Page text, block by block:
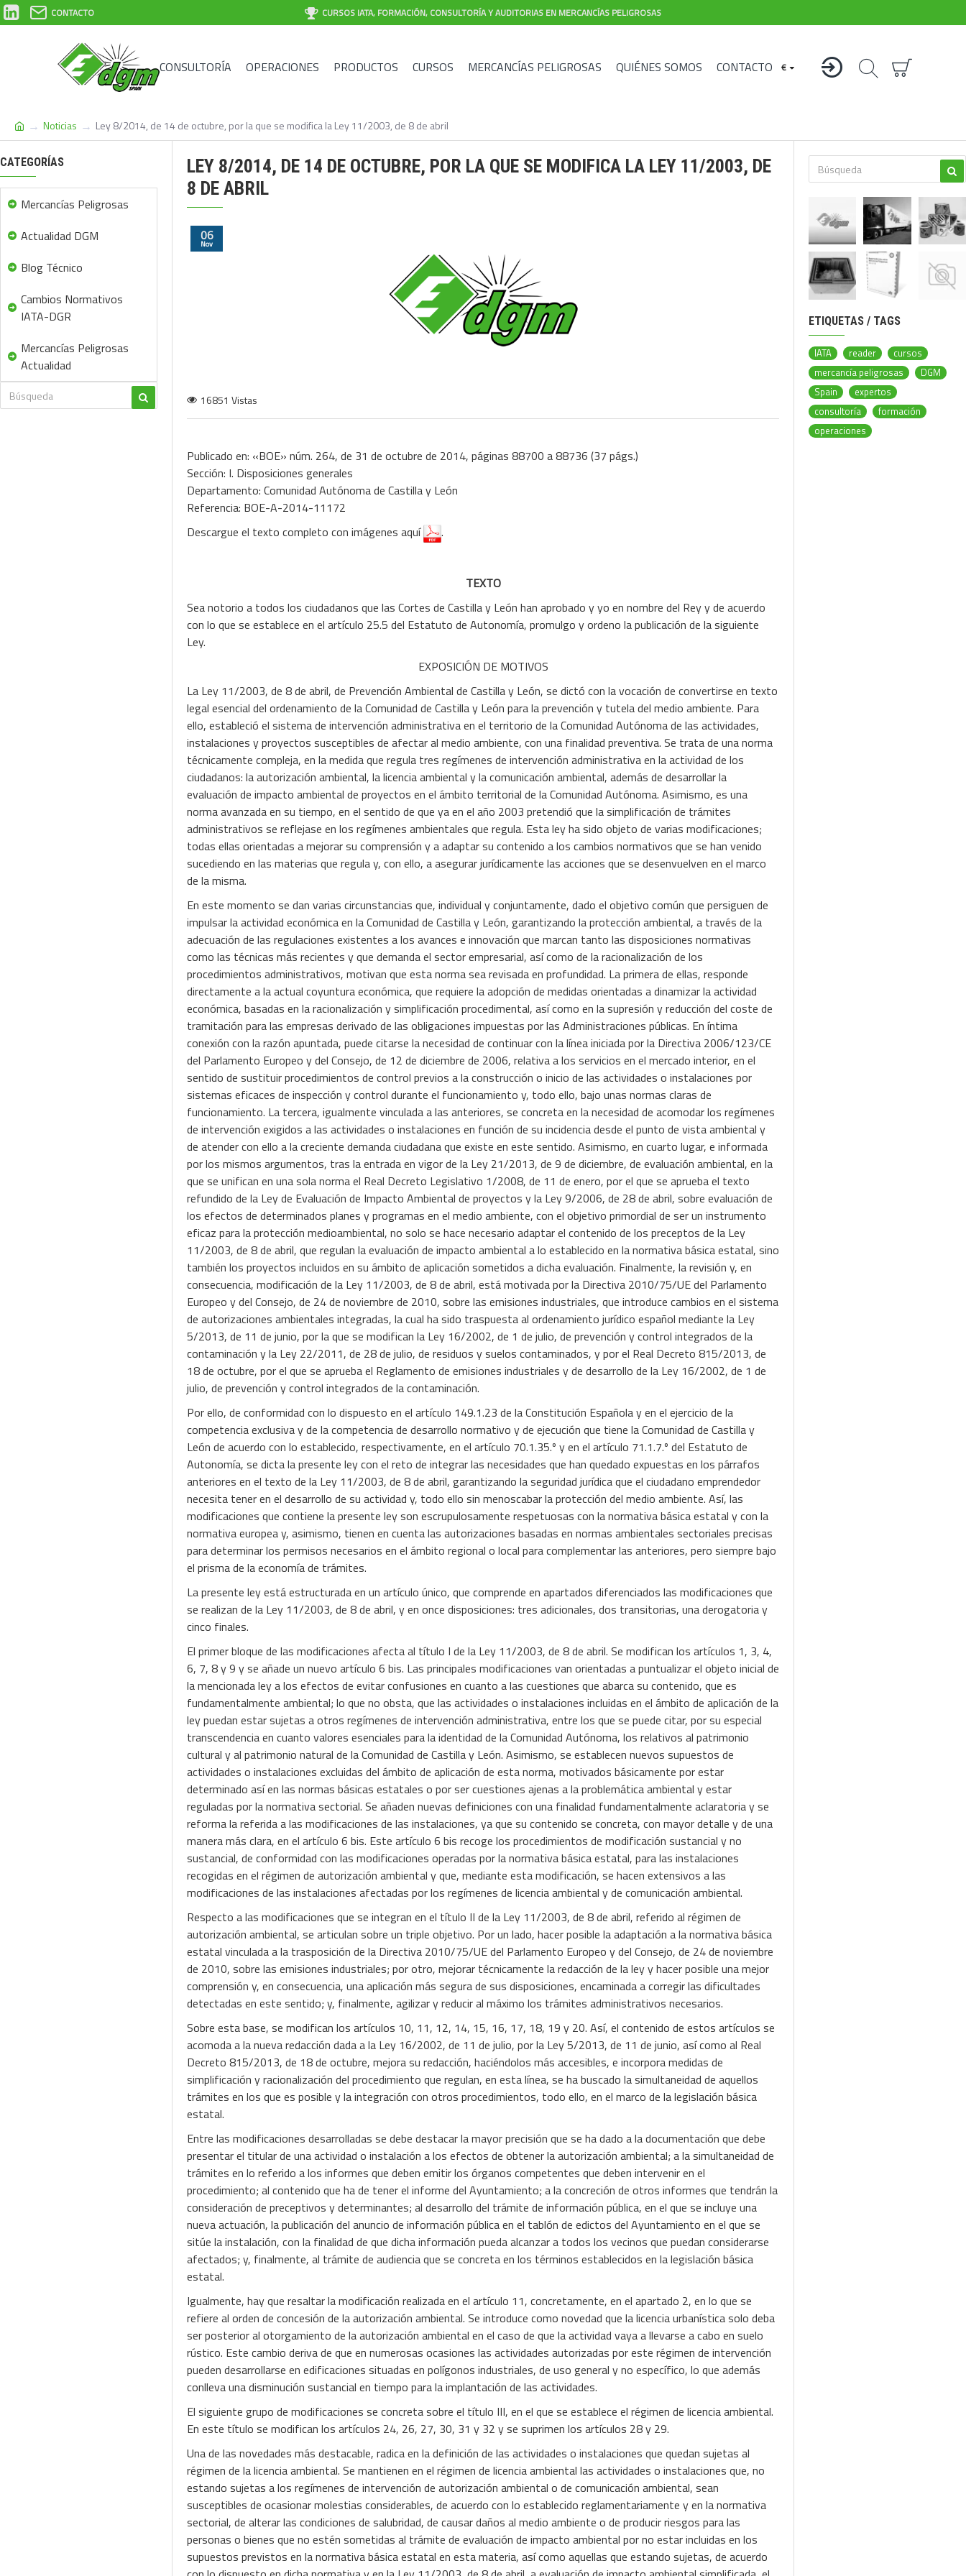
CONTACTO CURSOS IATA, FORMACIÓN, CONSULTORÍA Y AUDITORIAS EN MERCANCÍAS PELIGROSAS
CONSULTORÍA OPERACIONES PRODUCTOS CURSOS MERCANCÍAS PELIGROSAS QUIÉNES SOMOS CONTACTO €
Noticias Ley 8/2014, de 14 de octubre, por la que se modifica la Ley 11/2003, de 8 de abril
CATEGORÍAS
Mercancías Peligrosas
Actualidad DGM
Blog Técnico
Cambios Normativos
IATA-DGR
Mercancías Peligrosas
Actualidad
LEY 8/2014, DE 14 DE OCTUBRE, POR LA QUE SE MODIFICA LA LEY 11/2003, DE
8 DE ABRIL
06
Nov
16851 Vistas
Publicado en: «BOE» núm. 264, de 31 de octubre de 2014, páginas 88700 a 88736 (37 págs.)
Sección: I. Disposiciones generales
Departamento: Comunidad Autónoma de Castilla y León
Referencia: BOE-A-2014-11172
Descargue el texto completo con imágenes aquí .
TEXTO
Sea notorio a todos los ciudadanos que las Cortes de Castilla y León han aprobado y yo en nombre del Rey y de acuerdo
con lo que se establece en el artículo 25.5 del Estatuto de Autonomía, promulgo y ordeno la publicación de la siguiente
Ley.
EXPOSICIÓN DE MOTIVOS
La Ley 11/2003, de 8 de abril, de Prevención Ambiental de Castilla y León, se dictó con la vocación de convertirse en texto
legal esencial del ordenamiento de la Comunidad de Castilla y León para la prevención y tutela del medio ambiente. Para
ello, estableció el sistema de intervención administrativa en el territorio de la Comunidad Autónoma de las actividades,
instalaciones y proyectos susceptibles de afectar al medio ambiente, con una finalidad preventiva. Se trata de una norma
técnicamente compleja, en la medida que regula tres regímenes de intervención administrativa en la actividad de los
ciudadanos: la autorización ambiental, la licencia ambiental y la comunicación ambiental, además de desarrollar la
evaluación de impacto ambiental de proyectos en el ámbito territorial de la Comunidad Autónoma. Asimismo, es una
norma avanzada en su tiempo, en el sentido de que ya en el año 2003 pretendió que la simplificación de trámites
administrativos se reflejase en los regímenes ambientales que regula. Esta ley ha sido objeto de varias modificaciones;
todas ellas orientadas a mejorar su comprensión y a adaptar su contenido a los cambios normativos que se han venido
sucediendo en las materias que regula y, con ello, a asegurar jurídicamente las acciones que se desenvuelven en el marco
de la misma.
En este momento se dan varias circunstancias que, individual y conjuntamente, dado el objetivo común que persiguen de
impulsar la actividad económica en la Comunidad de Castilla y León, garantizando la protección ambiental, a través de la
adecuación de las regulaciones existentes a los avances e innovación que marcan tanto las disposiciones normativas
como las técnicas más recientes y que demanda el sector empresarial, así como de la racionalización de los
procedimientos administrativos, motivan que esta norma sea revisada en profundidad. La primera de ellas, responde
directamente a la actual coyuntura económica, que requiere la adopción de medidas orientadas a dinamizar la actividad
económica, basadas en la racionalización y simplificación procedimental, así como en la supresión y reducción del coste de
tramitación para las empresas derivado de las obligaciones impuestas por las Administraciones públicas. En íntima
conexión con la razón apuntada, puede citarse la necesidad de continuar con la línea iniciada por la Directiva 2006/123/CE
del Parlamento Europeo y del Consejo, de 12 de diciembre de 2006, relativa a los servicios en el mercado interior, en el
sentido de sustituir procedimientos de control previos a la construcción o inicio de las actividades o instalaciones por
sistemas eficaces de inspección y control durante el funcionamiento y, todo ello, bajo unas normas claras de
funcionamiento. La tercera, igualmente vinculada a las anteriores, se concreta en la necesidad de acomodar los regímenes
de intervención exigidos a las actividades o instalaciones en función de su incidencia desde el punto de vista ambiental y
de atender con ello a la creciente demanda ciudadana que existe en este sentido. Asimismo, en cuarto lugar, e informada
por los mismos argumentos, tras la entrada en vigor de la Ley 21/2013, de 9 de diciembre, de evaluación ambiental, en la
que se unifican en una sola norma el Real Decreto Legislativo 1/2008, de 11 de enero, por el que se aprueba el texto
refundido de la Ley de Evaluación de Impacto Ambiental de proyectos y la Ley 9/2006, de 28 de abril, sobre evaluación de
los efectos de determinados planes y programas en el medio ambiente, con el objetivo primordial de ser un instrumento
eficaz para la protección medioambiental, no solo se hace necesario adaptar el contenido de los preceptos de la Ley
11/2003, de 8 de abril, que regulan la evaluación de impacto ambiental a lo establecido en la normativa básica estatal, sino
también los proyectos incluidos en su ámbito de aplicación sometidos a dicha evaluación. Finalmente, la revisión y, en
consecuencia, modificación de la Ley 11/2003, de 8 de abril, está motivada por la Directiva 2010/75/UE del Parlamento
Europeo y del Consejo, de 24 de noviembre de 2010, sobre las emisiones industriales, que introduce cambios en el sistema
de autorizaciones ambientales integradas, la cual ha sido traspuesta al ordenamiento jurídico español mediante la Ley
5/2013, de 11 de junio, por la que se modifican la Ley 16/2002, de 1 de julio, de prevención y control integrados de la
contaminación y la Ley 22/2011, de 28 de julio, de residuos y suelos contaminados, y por el Real Decreto 815/2013, de
18 de octubre, por el que se aprueba el Reglamento de emisiones industriales y de desarrollo de la Ley 16/2002, de 1 de
julio, de prevención y control integrados de la contaminación.
Por ello, de conformidad con lo dispuesto en el artículo 149.1.23 de la Constitución Española y en el ejercicio de la
competencia exclusiva y de la competencia de desarrollo normativo y de ejecución que tiene la Comunidad de Castilla y
León de acuerdo con lo establecido, respectivamente, en el artículo 70.1.35.º y en el artículo 71.1.7.º del Estatuto de
Autonomía, se dicta la presente ley con el reto de integrar las necesidades que han quedado expuestas en los párrafos
anteriores en el texto de la Ley 11/2003, de 8 de abril, garantizando la seguridad jurídica que el ciudadano emprendedor
necesita tener en el desarrollo de su actividad y, todo ello sin menoscabar la protección del medio ambiente. Así, las
modificaciones que contiene la presente ley son escrupulosamente respetuosas con la normativa básica estatal y con la
normativa europea y, asimismo, tienen en cuenta las autorizaciones basadas en normas ambientales sectoriales precisas
para determinar los permisos necesarios en el ámbito regional o local para complementar las anteriores, pero siempre bajo
el prisma de la economía de trámites.
La presente ley está estructurada en un artículo único, que comprende en apartados diferenciados las modificaciones que
se realizan de la Ley 11/2003, de 8 de abril, y en once disposiciones: tres adicionales, dos transitorias, una derogatoria y
cinco finales.
El primer bloque de las modificaciones afecta al título I de la Ley 11/2003, de 8 de abril. Se modifican los artículos 1, 3, 4,
6, 7, 8 y 9 y se añade un nuevo artículo 6 bis. Las principales modificaciones van orientadas a puntualizar el objeto inicial de
la mencionada ley a los efectos de evitar confusiones en cuanto a las cuestiones que abarca su contenido, que es
fundamentalmente ambiental; lo que no obsta, que las actividades o instalaciones incluidas en el ámbito de aplicación de la
ley puedan estar sujetas a otros regímenes de intervención administrativa, entre los que se puede citar, por su especial
transcendencia en cuanto valores esenciales para la identidad de la Comunidad Autónoma, los relativos al patrimonio
cultural y al patrimonio natural de la Comunidad de Castilla y León. Asimismo, se establecen nuevos supuestos de
actividades o instalaciones excluidas del ámbito de aplicación de esta norma, motivados básicamente por estar
determinado así en las normas básicas estatales o por ser cuestiones ajenas a la problemática ambiental y estar
reguladas por la normativa sectorial. Se añaden nuevas definiciones con una finalidad fundamentalmente aclaratoria y se
reforma la referida a las modificaciones de las instalaciones, ya que su contenido se concreta, con mayor detalle y de una
manera más clara, en el artículo 6 bis. Este artículo 6 bis recoge los procedimientos de modificación sustancial y no
sustancial, de conformidad con las modificaciones operadas por la normativa básica estatal, para las instalaciones
recogidas en el régimen de autorización ambiental y que, mediante esta modificación, se hacen extensivos a las
modificaciones de las instalaciones afectadas por los regímenes de licencia ambiental y de comunicación ambiental.
Respecto a las modificaciones que se integran en el título II de la Ley 11/2003, de 8 de abril, referido al régimen de
autorización ambiental, se articulan sobre un triple objetivo. Por un lado, hacer posible la adaptación a la normativa básica
estatal vinculada a la trasposición de la Directiva 2010/75/UE del Parlamento Europeo y del Consejo, de 24 de noviembre
de 2010, sobre las emisiones industriales; por otro, mejorar técnicamente la redacción de la ley y hacer posible una mejor
comprensión y, en consecuencia, una aplicación más segura de sus disposiciones, encaminada a corregir las dificultades
detectadas en este sentido; y, finalmente, agilizar y reducir al máximo los trámites administrativos necesarios.
Sobre esta base, se modifican los artículos 10, 11, 12, 14, 15, 16, 17, 18, 19 y 20. Así, el contenido de estos artículos se
acomoda a la nueva redacción dada a la Ley 16/2002, de 11 de julio, por la Ley 5/2013, de 11 de junio, así como al Real
Decreto 815/2013, de 18 de octubre, mejora su redacción, haciéndolos más accesibles, e incorpora medidas de
simplificación y racionalización del procedimiento que regulan, en esta línea, se ha buscado la simultaneidad de aquellos
trámites en los que es posible y la integración con otros procedimientos, todo ello, en el marco de la legislación básica
estatal.
Entre las modificaciones desarrolladas se debe destacar la mayor precisión que se ha dado a la documentación que debe
presentar el titular de una actividad o instalación a los efectos de obtener la autorización ambiental; a la simultaneidad de
trámites en lo referido a los informes que deben emitir los órganos competentes que deben intervenir en el
procedimiento; al contenido que ha de tener el informe del Ayuntamiento; a la concreción de otros informes que tendrán la
consideración de preceptivos y determinantes; al desarrollo del trámite de información pública, en el que se incluye una
nueva actuación, la publicación del anuncio de información pública en el tablón de edictos del Ayuntamiento en el que se
sitúe la instalación, con la finalidad de que dicha información pueda alcanzar a todos los vecinos que puedan considerarse
afectados; y, finalmente, al trámite de audiencia que se concreta en los términos establecidos en la legislación básica
estatal.
Igualmente, hay que resaltar la modificación realizada en el artículo 11, concretamente, en el apartado 2, en lo que se
refiere al orden de concesión de la autorización ambiental. Se introduce como novedad que la licencia urbanística solo deba
ser posterior al otorgamiento de la autorización ambiental en el caso de que la actividad vaya a llevarse a cabo en suelo
rústico. Este cambio deriva de que en numerosas ocasiones las actividades autorizadas por este régimen de intervención
pueden desarrollarse en edificaciones situadas en polígonos industriales, de uso general y no específico, lo que además
conlleva una disminución sustancial en tiempo para la implantación de las actividades.
El siguiente grupo de modificaciones se concreta sobre el título III, en el que se establece el régimen de licencia ambiental.
En este título se modifican los artículos 24, 26, 27, 30, 31 y 32 y se suprimen los artículos 28 y 29.
Una de las novedades más destacable, radica en la definición de las actividades o instalaciones que quedan sujetas al
régimen de la licencia ambiental. Se mantienen en el régimen de licencia ambiental las actividades o instalaciones que, no
estando sujetas a los regímenes de intervención de autorización ambiental o de comunicación ambiental, sean
susceptibles de ocasionar molestias considerables, de acuerdo con lo establecido reglamentariamente y en la normativa
sectorial, de alterar las condiciones de salubridad, de causar daños al medio ambiente o de producir riesgos para las
personas o bienes que no estén sometidas al trámite de evaluación de impacto ambiental por no estar incluidas en los
supuestos previstos en la normativa básica estatal en esta materia, así como aquellas que estando sujetas, de acuerdo
ETIQUETAS / TAGS
IATA reader
cursos
mercancía peligrosas
DGM
Spain
expertos
consultoría
formación
operaciones